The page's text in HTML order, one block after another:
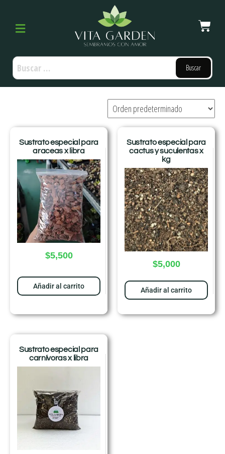
Sustrato especial para
araceas x libra
$5,500
Añadir al carrito
Sustrato especial para
cactus y suculentas x
kg
$5,000
Añadir al carrito
Sustrato especial para
carnívoras x libra